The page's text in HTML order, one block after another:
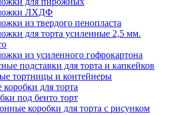
ЛХДФ
из твердого пенопласта
для торта усиленные 2,5 мм.
из усиленного гофрокартона
подставки для торта и капкейков
тортницы и контейнеры
для торта
под бенто торт
коробки для торта с рисунком